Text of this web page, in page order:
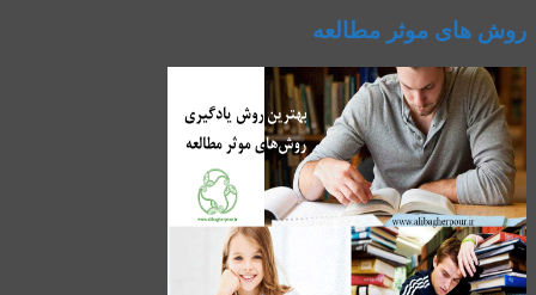
روش های موثر مطالعه